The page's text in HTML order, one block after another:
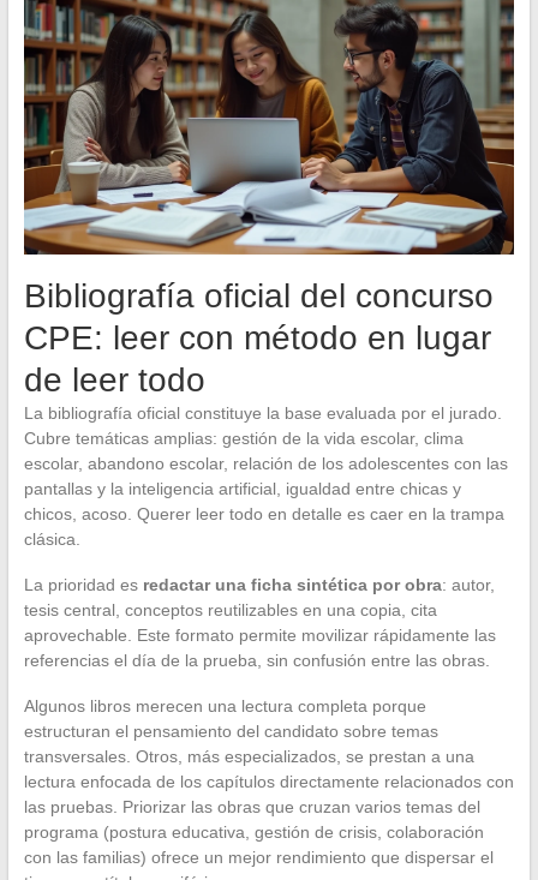
Bibliografía oficial del concurso
CPE: leer con método en lugar
de leer todo
La bibliografía oficial constituye la base evaluada por el jurado.
Cubre temáticas amplias: gestión de la vida escolar, clima
escolar, abandono escolar, relación de los adolescentes con las
pantallas y la inteligencia artificial, igualdad entre chicas y
chicos, acoso. Querer leer todo en detalle es caer en la trampa
clásica.
La prioridad es redactar una ficha sintética por obra: autor,
tesis central, conceptos reutilizables en una copia, cita
aprovechable. Este formato permite movilizar rápidamente las
referencias el día de la prueba, sin confusión entre las obras.
Algunos libros merecen una lectura completa porque
estructuran el pensamiento del candidato sobre temas
transversales. Otros, más especializados, se prestan a una
lectura enfocada de los capítulos directamente relacionados con
las pruebas. Priorizar las obras que cruzan varios temas del
programa (postura educativa, gestión de crisis, colaboración
con las familias) ofrece un mejor rendimiento que dispersar el